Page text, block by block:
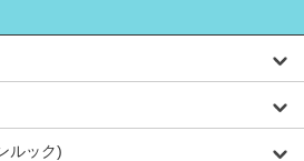
ルック)